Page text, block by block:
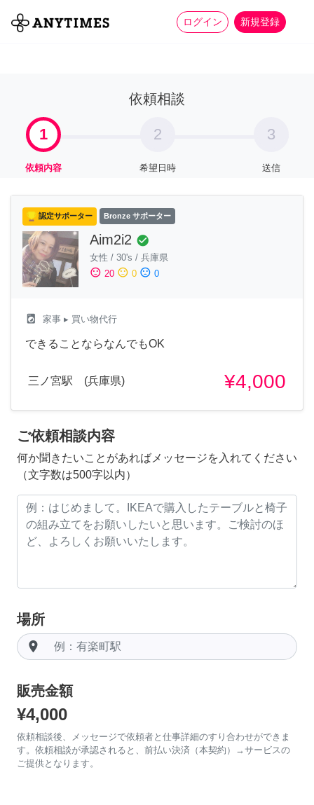
ログイン 新規登録
全て 家事 more_horiz
依頼相談
1
依頼内容
2
希望日時
3
送信
認定サポーター Bronze サポーター
Aim2i2 check_circle
女性 / 30's / 兵庫県
sentiment_satisfied 20 sentiment_neutral 0 sentiment_dissatisfied 0
local_laundry_service 家事 ▸ 買い物代行
できることならなんでもOK
三ノ宮駅 (兵庫県) ¥4,000
ご依頼相談内容
何か聞きたいことがあればメッセージを入れてください
（文字数は500字以内）
場所
room
販売金額
¥4,000
依頼相談後、メッセージで依頼者と仕事詳細のすり合わせができま
す。依頼相談が承認されると、前払い決済（本契約）→サービスの
ご提供となります。